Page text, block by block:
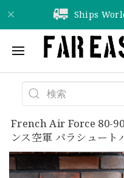
Ships
French Air Force 80-
ンス空軍 パラシュート